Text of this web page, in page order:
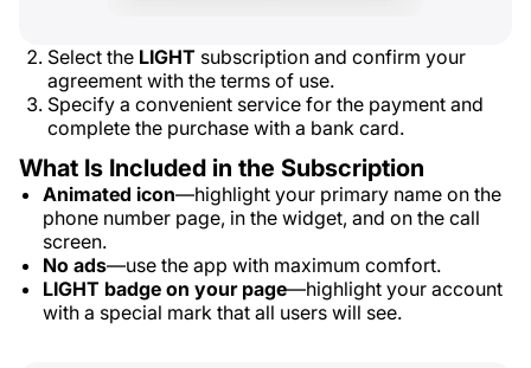
Select the LIGHT subscription and confirm your
agreement with the terms of use.
Specify a convenient service for the payment and
complete the purchase with a bank card.
What Is Included in the Subscription
Animated icon—highlight your primary name on the
phone number page, in the widget, and on the call
screen.
No ads—use the app with maximum comfort.
LIGHT badge on your page—highlight your account
with a special mark that all users will see.